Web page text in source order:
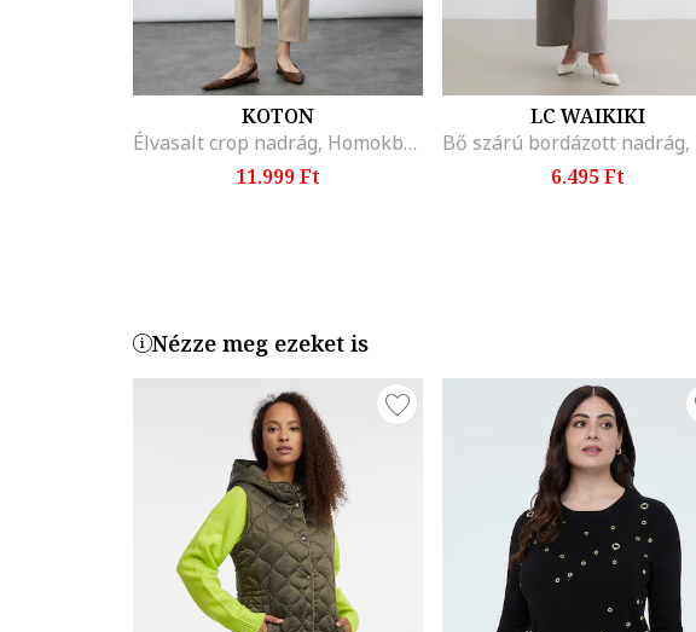
KOTON
Élvasalt crop nadrág, Homokbarna
11.999 Ft
LC WAIKIKI
6.495 Ft
Nézze meg ezeket is